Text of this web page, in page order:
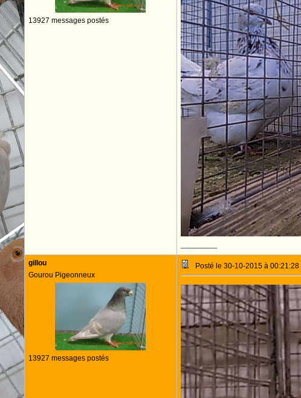
13927 messages postés
--------------------
gillou
Gourou Pigeonneux
13927 messages postés
Posté le 30-10-2015 à 00:21:28